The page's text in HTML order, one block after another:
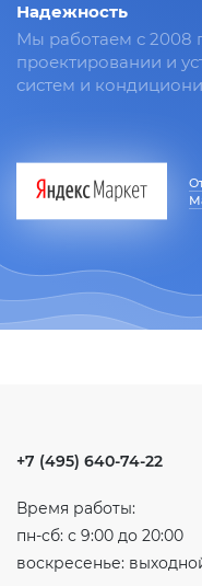
Надежность
Мы работаем с 2008
проектировании и
систем и
+7 (495) 640-74-22
Время работы:
пн-сб: с 9:00 до 20:00
воскресенье: